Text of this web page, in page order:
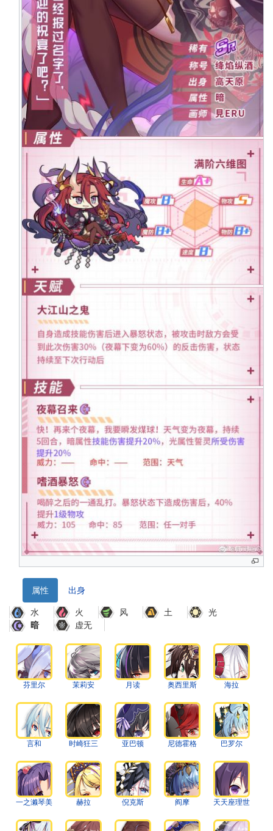
属性 出身
水 火 风 土 光
暗 虚无
芬里尔 茉莉安 月读 奥西里斯 海拉
言和 时崎狂三 亚巴顿 尼德霍格 巴罗尔
一之濑琴美 赫拉 倪克斯 阎摩 天天座理世